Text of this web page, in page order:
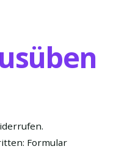
Formular